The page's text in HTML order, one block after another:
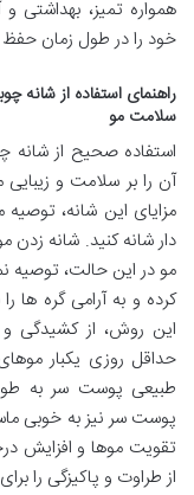
همواره تمیز، بهداشتی و
خود را در طول زمان حفظ
سلامت مو
آن را بر سلامت و زیبایی
مزایای این شانه،
دار شانه کنید. شانه
مو در این حالت، توصیه
کرده و به آرامی گره
این روش، از کشیدگی
حداقل روزی یکبار
طبیعی پوست سر به
پوست سر نیز به خوبی
تقویت موها و افزایش
از طراوت و پاکیزگی را